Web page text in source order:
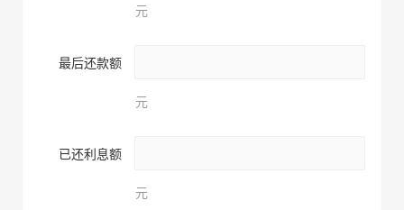
元
最后还款额
元
已还利息额
元